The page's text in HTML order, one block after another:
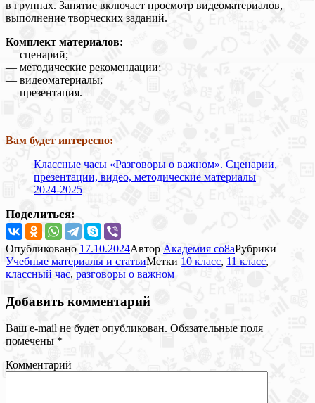
в группах. Занятие включает просмотр видеоматериалов,
выполнение творческих заданий.
Комплект материалов:
— сценарий;
— методические рекомендации;
— видеоматериалы;
— презентация.
Вам будет интересно:
Классные часы «Разговоры о важном». Сценарии,
презентации, видео, методические материалы
2024-2025
Поделиться:
Опубликовано 17.10.2024Автор Академия co8aРубрики
Учебные материалы и статьиМетки 10 класс, 11 класс,
классный час, разговоры о важном
Добавить комментарий
Ваш e-mail не будет опубликован. Обязательные поля
помечены *
Комментарий